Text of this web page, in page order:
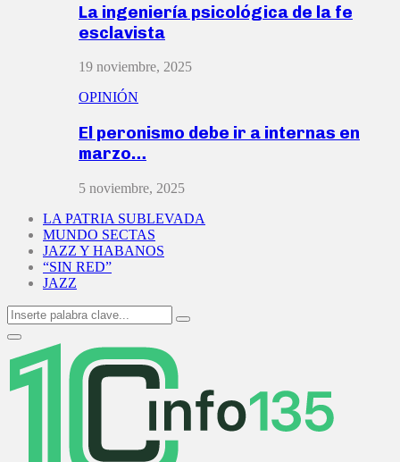
La ingeniería psicológica de la fe
esclavista
19 noviembre, 2025
OPINIÓN
El peronismo debe ir a internas en
marzo…
5 noviembre, 2025
LA PATRIA SUBLEVADA
MUNDO SECTAS
JAZZ Y HABANOS
“SIN RED”
JAZZ
Search
for:
Search
Primary
Menu